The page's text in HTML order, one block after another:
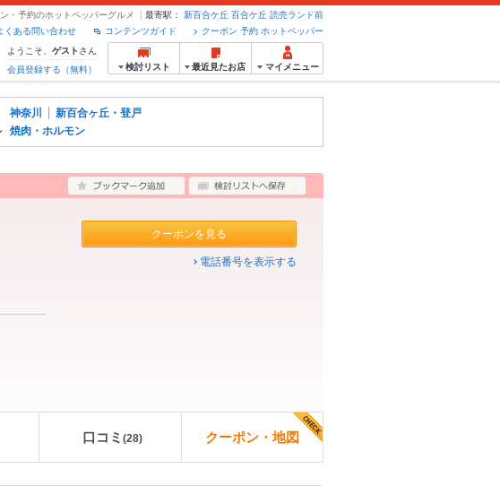
・予約のホットペッパーグルメ 最寄駅： 新百合ケ丘 百合ケ丘 読売ランド前
クーポン 予約 ホットペッパー
コンテンツガイド
くある問い合わせ
ようこそ、 ゲスト さん
会員登録する（無料）
検討リスト 最近見たお店 マイメニュー
神奈川
新百合ヶ丘・登戸
焼肉・ホルモン
クーポンを見る
電話番号を表示する
口コミ (28) クーポン・地図